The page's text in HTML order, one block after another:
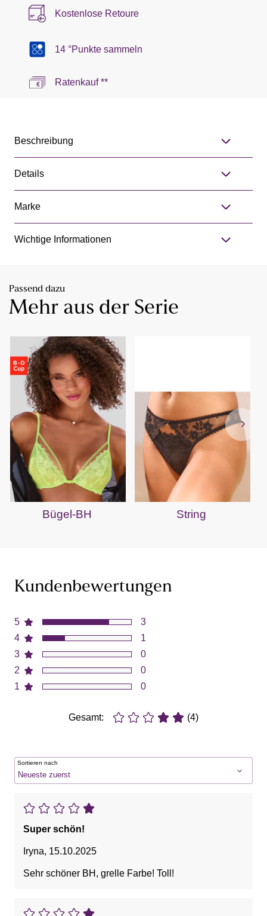
Kostenlose Retoure
14 °Punkte sammeln
Ratenkauf **
Beschreibung
Details
Marke
Wichtige Informationen
Passend dazu
Mehr aus der Serie
Bügel-BH String
Kundenbewertungen
5
4
3
2
1
3
1
0
0
0
Gesamt: (4)
Sortieren nach
Super schön!
Iryna, 15.10.2025
Sehr schöner BH, grelle Farbe! Toll!